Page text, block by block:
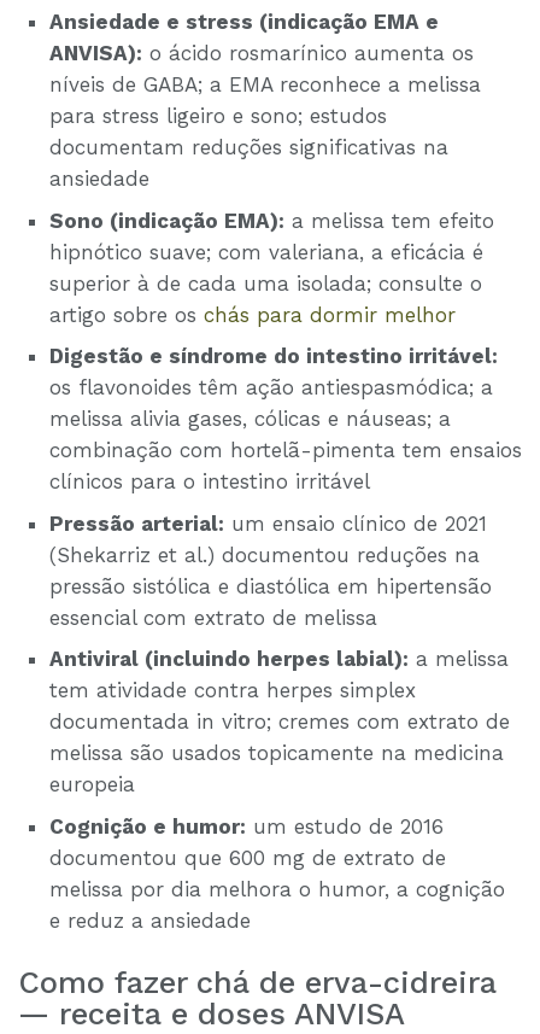
Ansiedade e stress (indicação EMA e
ANVISA): o ácido rosmarínico aumenta os
níveis de GABA; a EMA reconhece a melissa
para stress ligeiro e sono; estudos
documentam reduções significativas na
ansiedade
Sono (indicação EMA): a melissa tem efeito
hipnótico suave; com valeriana, a eficácia é
superior à de cada uma isolada; consulte o
artigo sobre os chás para dormir melhor
Digestão e síndrome do intestino irritável:
os flavonoides têm ação antiespasmódica; a
melissa alivia gases, cólicas e náuseas; a
combinação com hortelã-pimenta tem ensaios
clínicos para o intestino irritável
Pressão arterial: um ensaio clínico de 2021
(Shekarriz et al.) documentou reduções na
pressão sistólica e diastólica em hipertensão
essencial com extrato de melissa
Antiviral (incluindo herpes labial): a melissa
tem atividade contra herpes simplex
documentada in vitro; cremes com extrato de
melissa são usados topicamente na medicina
europeia
Cognição e humor: um estudo de 2016
documentou que 600 mg de extrato de
melissa por dia melhora o humor, a cognição
e reduz a ansiedade
Como fazer chá de erva-cidreira
— receita e doses ANVISA